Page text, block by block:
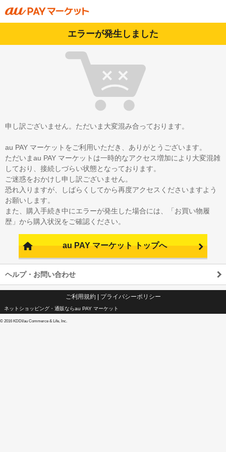
エラーが発生しました
申し訳ございません。ただいま大変混み合っております。
au PAY マーケットをご利用いただき、ありがとうございます。
ただいまau PAY マーケットは一時的なアクセス増加により大変混雑
しており、接続しづらい状態となっております。
ご迷惑をおかけし申し訳ございません。
恐れ入りますが、しばらくしてから再度アクセスくださいますよう
お願いします。
また、購入手続き中にエラーが発生した場合には、「お買い物履
歴」から購入状況をご確認ください。
au PAY マーケット トップへ
ヘルプ・お問い合わせ
ご利用規約| プライバシーポリシー
ネットショッピング・通販ならau PAY マーケット
© 2016 KDDI/au Commerce & Life, Inc.